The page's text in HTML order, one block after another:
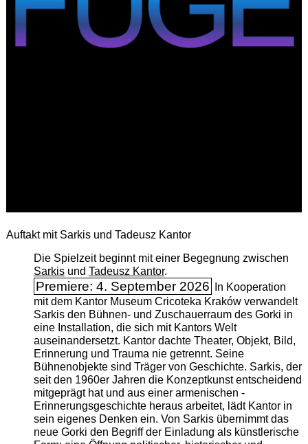
Auftakt mit Sarkis und Tadeusz Kantor
Die Spielzeit beginnt mit einer Begegnung zwischen
Sarkisund Tadeusz Kantor.
Premiere: 4. September 2026
In Kooperation
mit dem Kantor Museum Cricoteka Kraków verwandelt
Sarkis den Bühnen- und Zuschauerraum des Gorki in
eine Installation, die sich mit Kantors Welt
auseinandersetzt. Kantor dachte Theater, Objekt, Bild,
Erinnerung und Trauma nie getrennt. Seine
Bühnenobjekte sind Träger von Geschichte. Sarkis, der
seit den 1960er Jahren die Konzeptkunst entscheidend
mitgeprägt hat und aus einer armenischen ­
Erinnerungsgeschichte heraus arbeitet, lädt Kantor in
sein eigenes Denken ein. Von Sarkis übernimmt das
neue Gorki den Begriff der Einladung als künstlerische